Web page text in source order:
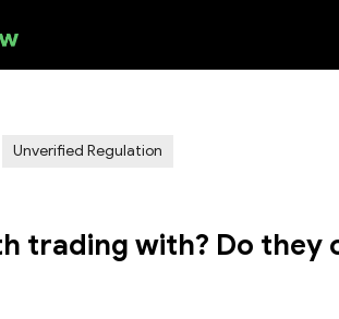
Unverified Regulation
trading with? Do they